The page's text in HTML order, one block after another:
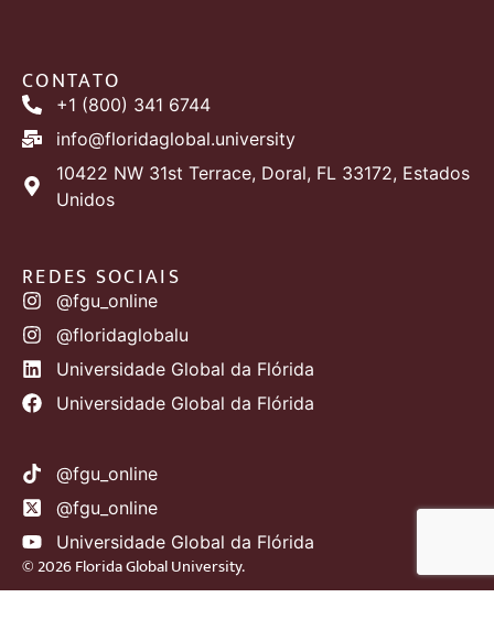
CONTATO
+1 (800) 341 6744
info@floridaglobal.university
10422 NW 31st Terrace, Doral, FL 33172, Estados
Unidos
REDES SOCIAIS
@fgu_online
@floridaglobalu
Universidade Global da Flórida
Universidade Global da Flórida
@fgu_online
@fgu_online
Universidade Global da Flórida
© 2026 Florida Global University.